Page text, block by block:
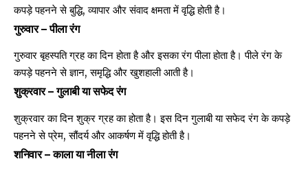
कपड़े पहनने से बुद्धि, व्यापार और संवाद क्षमता में वृद्धि होती है।
गुरुवार – पीला रंग
गुरुवार बृहस्पति ग्रह का दिन होता है और इसका रंग पीला होता है। पीले रंग के
कपड़े पहनने से ज्ञान, समृद्धि और खुशहाली आती है।
शुक्रवार – गुलाबी या सफेद रंग
शुक्रवार का दिन शुक्र ग्रह का होता है। इस दिन गुलाबी या सफेद रंग के कपड़े
पहनने से प्रेम, सौंदर्य और आकर्षण में वृद्धि होती है।
शनिवार – काला या नीला रंग